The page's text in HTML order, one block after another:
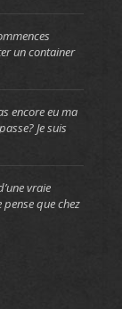
un container
encore eu ma
Je suis
vraie
pense que chez